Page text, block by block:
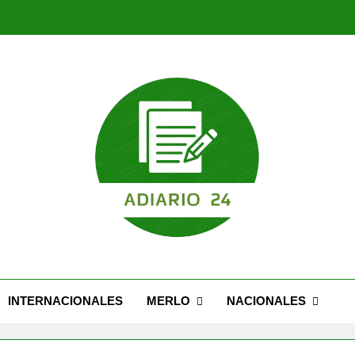
Nuevo Caseros: modernización, seguridad y
INTERNACIONALES MERLO NACIONALES